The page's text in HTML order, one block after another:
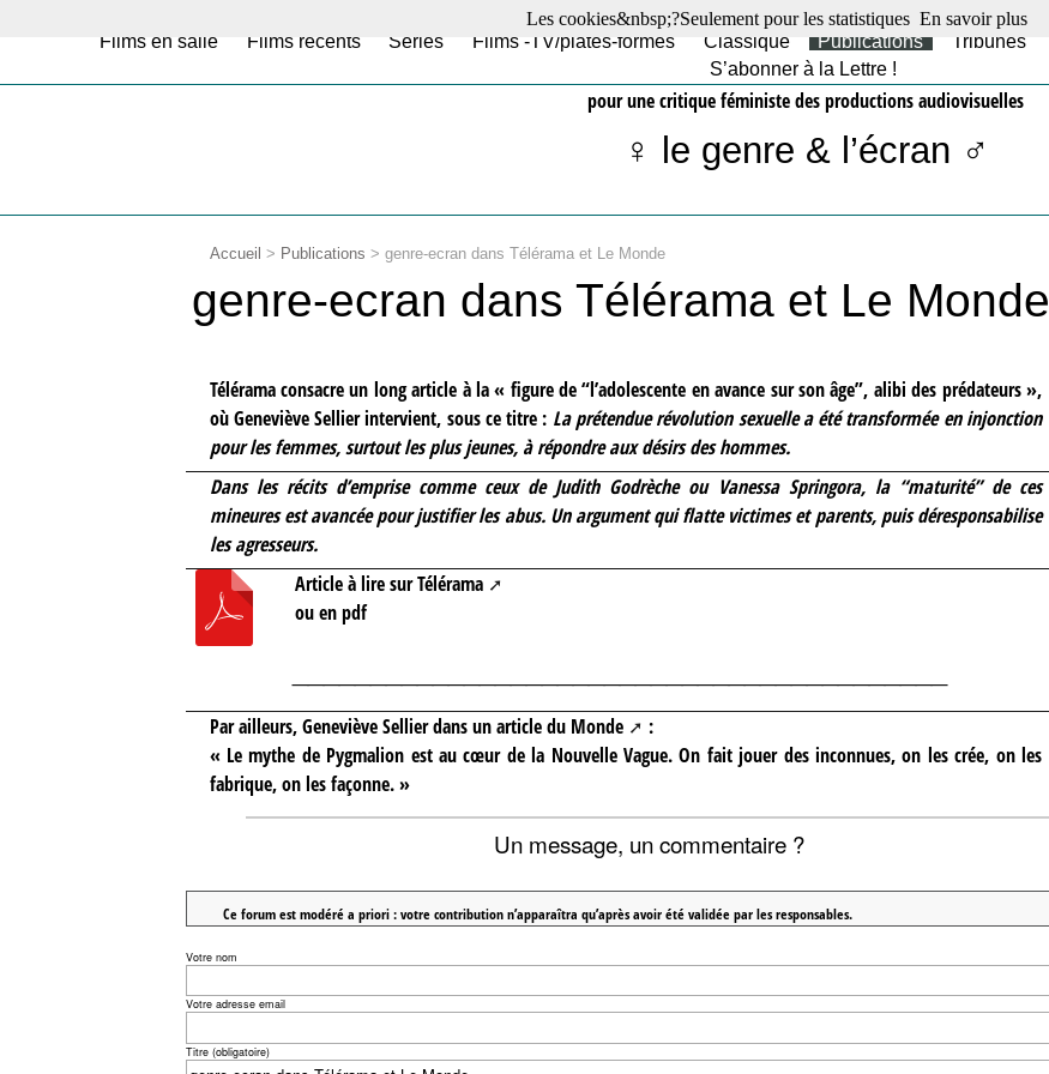
Films en salle Films récents Séries Films -TV/plates-formes Classique Publications Tribunes
S’abonner à la Lettre !
pour une critique féministe des productions audiovisuelles
♀ le genre & l’écran ♂
Accueil > Publications > genre-ecran dans Télérama et Le Monde
genre-ecran dans Télérama et Le Monde
Télérama consacre un long article à la « figure de “l’adolescente en avance sur son âge”, alibi des prédateurs »,
où Geneviève Sellier intervient, sous ce titre : La prétendue révolution sexuelle a été transformée en injonction
pour les femmes, surtout les plus jeunes, à répondre aux désirs des hommes.
Dans les récits d’emprise comme ceux de Judith Godrèche ou Vanessa Springora, la “maturité” de ces
mineures est avancée pour justifier les abus. Un argument qui flatte victimes et parents, puis déresponsabilise
les agresseurs.
Article à lire sur Télérama
ou en pdf
Par ailleurs, Geneviève Sellier dansun article du Monde
:
« Le mythe de Pygmalion est au cœur de la Nouvelle Vague. On fait jouer des inconnues, on les crée, on les
fabrique, on les façonne. »
Un message, un commentaire ?
Ce forum est modéré a priori : votre contribution n’apparaîtra qu’après avoir été validée par les responsables.
Votre nom
Votre adresse email
Titre (obligatoire)
Les cookies&nbsp;?Seulement pour les statistiques En savoir plus